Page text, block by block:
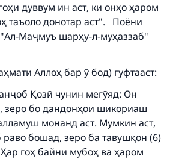
дуввум ин аст, ки онҳо ҳаром
таъоло донотар аст". Поёни
"Ал-Маҷмуъ шарҳу-л-муҳаззаб"
Аллоҳ бар ӯ бод) гуфтааст:
Қозӣ чунин мегӯяд: Он
бо дандонҳои шикориаш
монанд аст. Мумкин аст,
раво бошад, зеро ба тавушқон (6)
гоҳ байни мубоҳ ва ҳаром